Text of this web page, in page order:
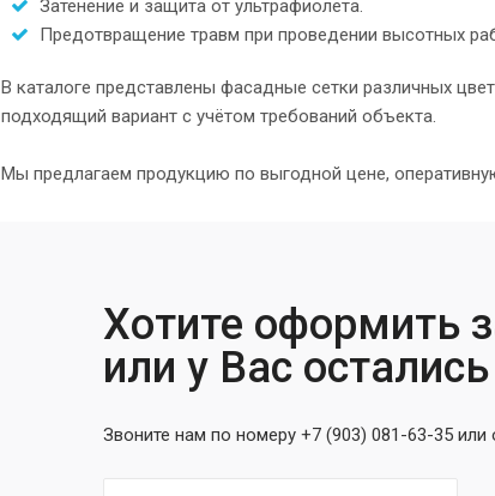
Затенение и защита от ультрафиолета.
Предотвращение травм при проведении высотных
В каталоге представлены фасадные сетки различных
подходящий вариант с учётом требований объекта.
Мы предлагаем продукцию по выгодной цене,
Хотите оформить
или у Вас
Звоните нам по номеру +7 (903) 081-63-35 или